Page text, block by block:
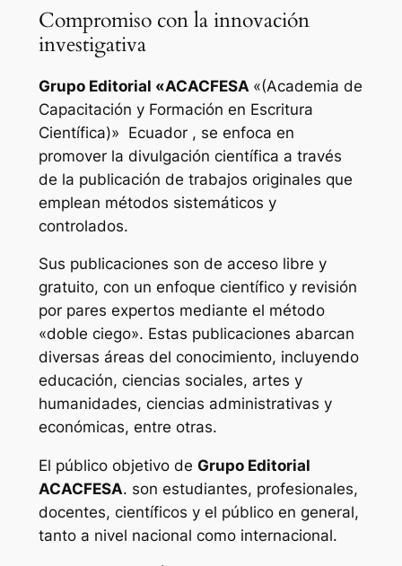
Compromiso con la innovación
investigativa
Grupo Editorial «ACACFESA «(Academia de
Capacitación y Formación en Escritura
Científica)» Ecuador , se enfoca en
promover la divulgación científica a través
de la publicación de trabajos originales que
emplean métodos sistemáticos y
controlados.
Sus publicaciones son de acceso libre y
gratuito, con un enfoque científico y revisión
por pares expertos mediante el método
«doble ciego». Estas publicaciones abarcan
diversas áreas del conocimiento, incluyendo
educación, ciencias sociales, artes y
humanidades, ciencias administrativas y
económicas, entre otras.
El público objetivo de Grupo Editorial
ACACFESA. son estudiantes, profesionales,
docentes, científicos y el público en general,
tanto a nivel nacional como internacional.